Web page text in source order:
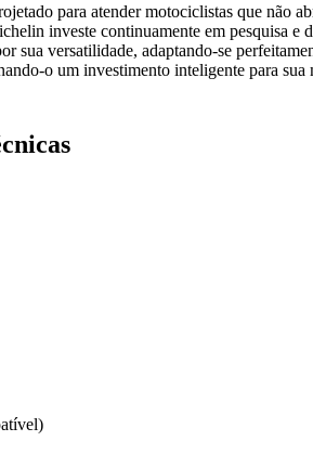
para atender motociclistas que não
investe continuamente em pesquisa e
sua versatilidade, adaptando-se
o um investimento inteligente para sua